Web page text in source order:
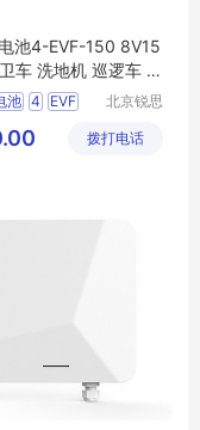
池4-EVF-150 8V15
车 洗地机 巡逻车 叉
三轮车
池 4
EVF
北京锐思
技有限公
拨打电话